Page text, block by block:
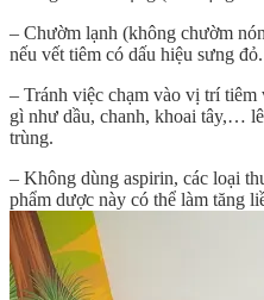
– Chườm lạnh (không chườm
nếu vết tiêm có dấu hiệu sưng đỏ.
– Tránh việc chạm vào vị trí
gì như dầu, chanh, khoai tây,…
trùng.
– Không dùng aspirin, các loại
phẩm dược này có thể làm tăng